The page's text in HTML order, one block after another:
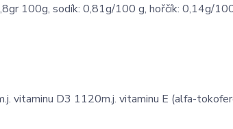
100g, sodík: 0,81g/100 g, hořčík: 0,14g/
vitaminu D3 1120m.j. vitaminu E (alfa-